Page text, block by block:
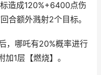
造成120%+6400点伤
合额外溅射2个目标。
哪吒有20%概率进行
1层【燃烧】。